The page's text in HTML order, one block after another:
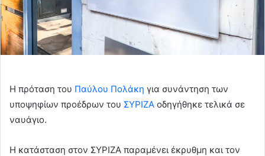
Η πρόταση του Παύλου Πολάκη για συνάντηση των
υποψηφίων προέδρων του ΣΥΡΙΖΑ οδηγήθηκε τελικά σε
ναυάγιο.
Η κατάσταση στον ΣΥΡΙΖΑ παραμένει έκρυθμη και τον